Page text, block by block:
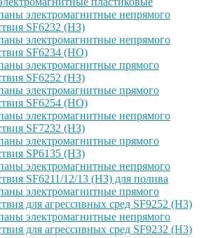
электромагнитные непрямого
SF6232 (НЗ)
электромагнитные непрямого
SF6234 (НО)
электромагнитные прямого
SF6252 (НЗ)
электромагнитные прямого
SF6254 (НО)
электромагнитные непрямого
SF7232 (НЗ)
электромагнитные прямого
SP6135 (НЗ)
электромагнитные непрямого
SF6211/12/13 (НЗ) для полива
электромагнитные прямого
для агрессивных сред SF9252 (H3)
электромагнитные непрямого
для агрессивных сред SF9232 (H3)